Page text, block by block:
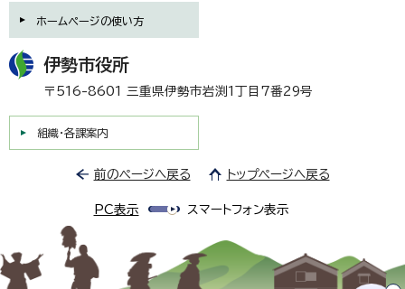
ホームページの使い方
伊勢市役所
〒516-8601 三重県伊勢市岩渕1丁目7番29号
組織・各課案内
前のページへ戻る トップページへ戻る
PC表示 スマートフォン表示